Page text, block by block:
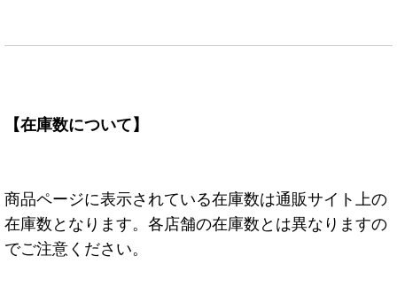
【在庫数について】
商品ページに表示されている在庫数は通販サイト上の
在庫数となります。各店舗の在庫数とは異なりますの
でご注意ください。